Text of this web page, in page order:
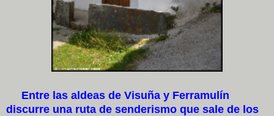
Entre las aldeas de Visuña y Ferramulín
discurre una ruta de senderismo que sale de los